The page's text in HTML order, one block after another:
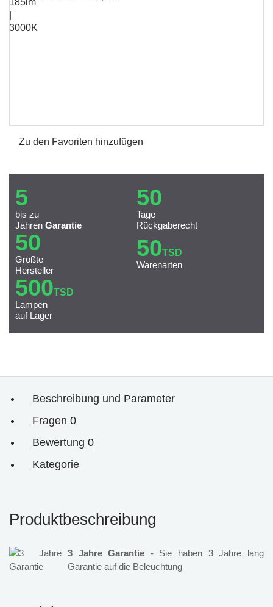
Zu den Favoriten hinzufügen
5
bis zu
Jahren Garantie
50
Tage
Rückgaberecht
50
Größte
Hersteller
50TSD
Warenarten
500TSD
Lampen
auf Lager
Beschreibung und Parameter
Fragen 0
Bewertung 0
Kategorie
Produktbeschreibung
3 Jahre Garantie - Sie haben 3 Jahre lang
Garantie auf die Beleuchtung